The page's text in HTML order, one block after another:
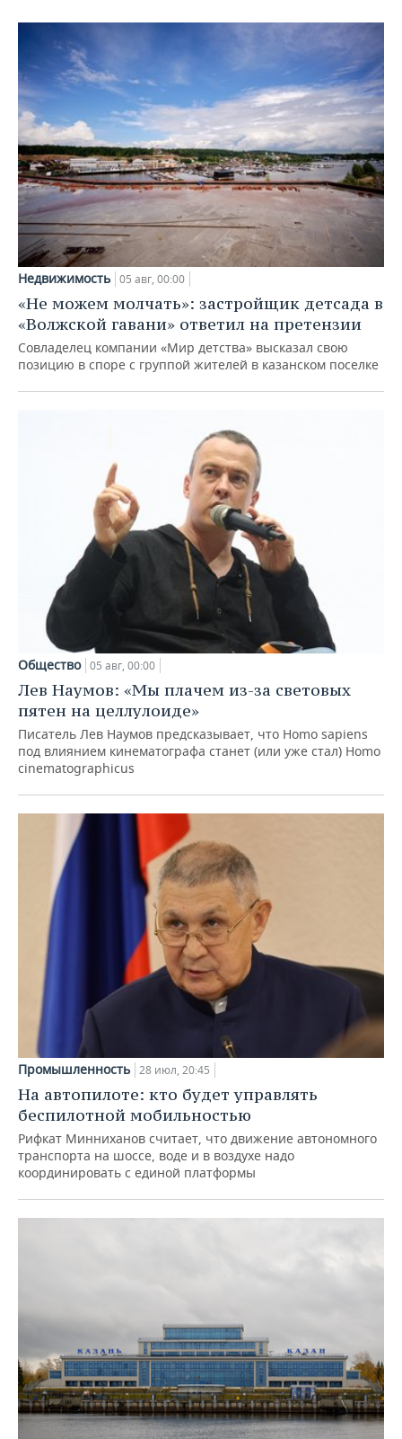
Недвижимость 05 авг, 00:00
«Не можем молчать»: застройщик детсада в
«Волжской гавани» ответил на претензии
Совладелец компании «Мир детства» высказал свою
позицию в споре с группой жителей в казанском поселке
Общество 05 авг, 00:00
Лев Наумов: «Мы плачем из-за световых
пятен на целлулоиде»
Писатель Лев Наумов предсказывает, что Homo sapiens
под влиянием кинематографа станет (или уже стал) Homo
cinematographicus
Промышленность 28 июл, 20:45
На автопилоте: кто будет управлять
беспилотной мобильностью
Рифкат Минниханов считает, что движение автономного
транспорта на шоссе, воде и в воздухе надо
координировать с единой платформы